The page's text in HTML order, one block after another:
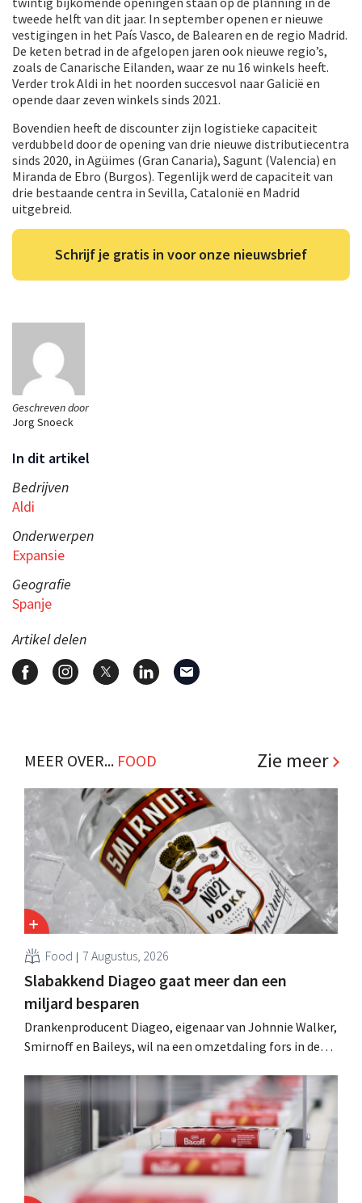
Geschreven door
Jorg Snoeck
In dit artikel
Bedrijven
Aldi
Onderwerpen
Expansie
Geografie
Spanje
Artikel delen
tweede helft van dit jaar. In september openen er nieuwe
vestigingen in het País Vasco, de Balearen en de regio Madrid.
De keten betrad in de afgelopen jaren ook nieuwe regio’s,
zoals de Canarische Eilanden, waar ze nu 16 winkels heeft.
Verder trok Aldi in het noorden succesvol naar Galicië en
opende daar zeven winkels sinds 2021.
Bovendien heeft de discounter zijn logistieke capaciteit
verdubbeld door de opening van drie nieuwe distributiecentra
sinds 2020, in Agüimes (Gran Canaria), Sagunt (Valencia) en
Miranda de Ebro (Burgos). Tegenlijk werd de capaciteit van
drie bestaande centra in Sevilla, Catalonië en Madrid
uitgebreid.
Schrijf je gratis in voor onze nieuwsbrief
MEER OVER... FOOD Zie meer
Food 7 Augustus, 2026
Slabakkend Diageo gaat meer dan een
miljard besparen
Drankenproducent Diageo, eigenaar van Johnnie Walker,
Smirnoff en Baileys, wil na een omzetdaling fors in de
andere Guiness en voorgemixte cocktails.